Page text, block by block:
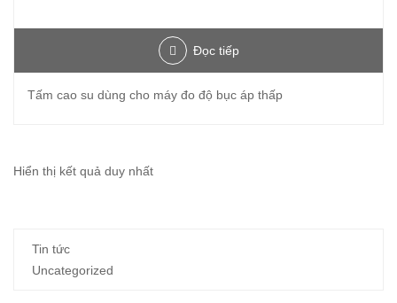
Đọc tiếp
Tấm cao su dùng cho máy đo độ bục áp thấp
Hiển thị kết quả duy nhất
Tin tức
Uncategorized